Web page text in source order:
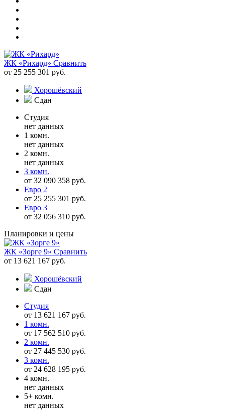
ЖК «Рихард» Сравнить
от 25 255 301 руб.
Хорошёвский
Сдан
Студия
нет данных
1 комн.
нет данных
2 комн.
нет данных
3 комн.
от 32 090 358 руб.
Евро 2
от 25 255 301 руб.
Евро 3
от 32 056 310 руб.
Планировки и цены
ЖК «Зорге 9» Сравнить
от 13 621 167 руб.
Хорошёвский
Сдан
Студия
от 13 621 167 руб.
1 комн.
от 17 562 510 руб.
2 комн.
от 27 445 530 руб.
3 комн.
от 24 628 195 руб.
4 комн.
нет данных
5+ комн.
нет данных